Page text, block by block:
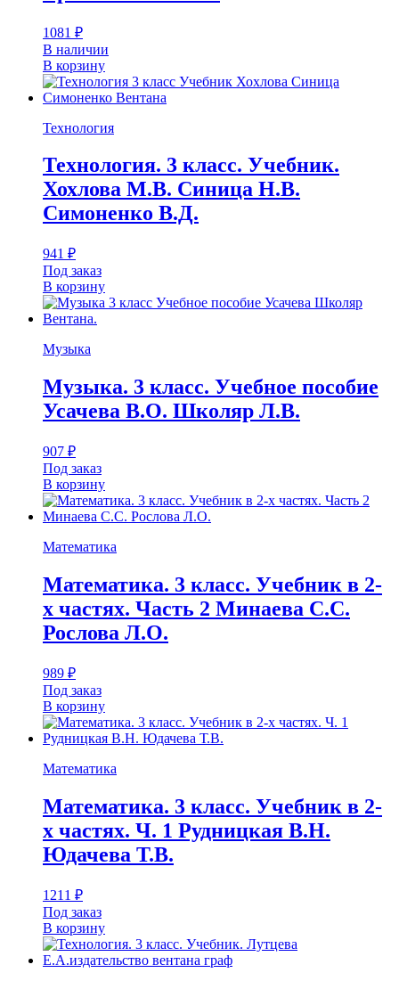
1081 ₽
В наличии
В корзину
Технология
Технология. 3 класс. Учебник.
Хохлова М.В. Синица Н.В.
Симоненко В.Д.
941 ₽
Под заказ
В корзину
Музыка
Музыка. 3 класс. Учебное пособие
Усачева В.О. Школяр Л.В.
907 ₽
Под заказ
В корзину
Математика
Математика. 3 класс. Учебник в 2-
х частях. Часть 2 Минаева С.С.
Рослова Л.О.
989 ₽
Под заказ
В корзину
Математика
Математика. 3 класс. Учебник в 2-
х частях. Ч. 1 Рудницкая В.Н.
Юдачева Т.В.
1211 ₽
Под заказ
В корзину